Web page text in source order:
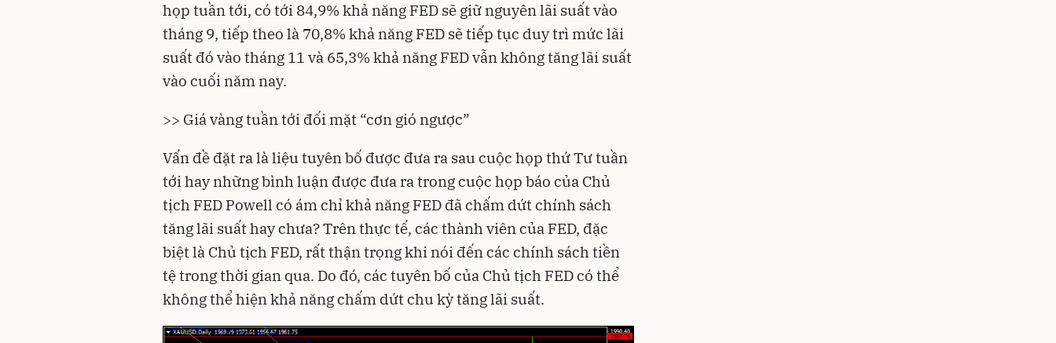
họp tuần tới, có tới 84,9% khả năng FED sẽ giữ nguyên lãi suất vào
tháng 9, tiếp theo là 70,8% khả năng FED sẽ tiếp tục duy trì mức lãi
suất đó vào tháng 11 và 65,3% khả năng FED vẫn không tăng lãi suất
vào cuối năm nay.
>> Giá vàng tuần tới đối mặt “cơn gió ngược”
Vấn đề đặt ra là liệu tuyên bố được đưa ra sau cuộc họp thứ Tư tuần
tới hay những bình luận được đưa ra trong cuộc họp báo của Chủ
tịch FED Powell có ám chỉ khả năng FED đã chấm dứt chính sách
tăng lãi suất hay chưa? Trên thực tế, các thành viên của FED, đặc
biệt là Chủ tịch FED, rất thận trọng khi nói đến các chính sách tiền
tệ trong thời gian qua. Do đó, các tuyên bố của Chủ tịch FED có thể
không thể hiện khả năng chấm dứt chu kỳ tăng lãi suất.